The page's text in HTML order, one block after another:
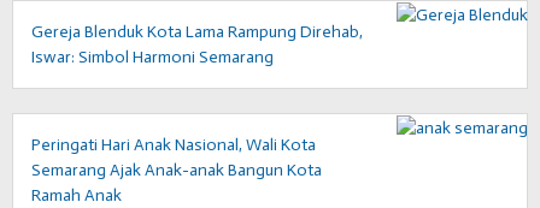
Gereja Blenduk Kota Lama Rampung Direhab,
Iswar: Simbol Harmoni Semarang
Peringati Hari Anak Nasional, Wali Kota
Semarang Ajak Anak-anak Bangun Kota
Ramah Anak